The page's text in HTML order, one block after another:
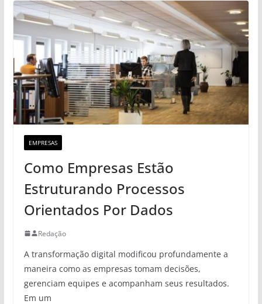
EMPRESAS
Como Empresas Estão
Estruturando Processos
Orientados Por Dados
Redação
A transformação digital modificou profundamente a
maneira como as empresas tomam decisões,
gerenciam equipes e acompanham seus resultados.
Em um